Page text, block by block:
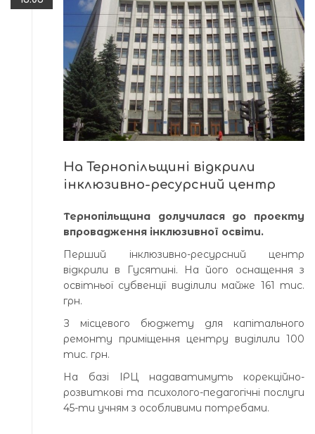
На Тернопільщині відкрили
інклюзивно-ресурсний центр
Тернопільщина долучилася до проекту
впровадження інклюзивної освіти.
Перший інклюзивно-ресурсний центр
відкрили в Гусятині. На його оснащення з
освітньої субвенції виділили майже 161 тис.
грн.
З місцевого бюджету для капітального
ремонту приміщення центру виділили 100
тис. грн.
На базі ІРЦ надаватимуть корекційно-
розвиткові та психолого-педагогічні послуги
45-ти учням з особливими потребами.